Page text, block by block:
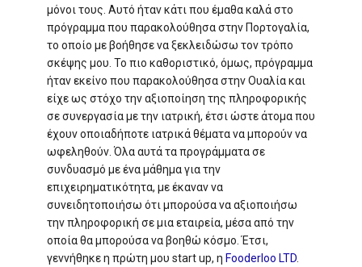
μόνοι τους. Αυτό ήταν κάτι που έμαθα καλά στο
πρόγραμμα που παρακολούθησα στην Πορτογαλία,
το οποίο με βοήθησε να ξεκλειδώσω τον τρόπο
σκέψης μου. Το πιο καθοριστικό, όμως, πρόγραμμα
ήταν εκείνο που παρακολούθησα στην Ουαλία και
είχε ως στόχο την αξιοποίηση της πληροφορικής
σε συνεργασία με την ιατρική, έτσι ώστε άτομα που
έχουν οποιαδήποτε ιατρικά θέματα να μπορούν να
ωφεληθούν. Όλα αυτά τα προγράμματα σε
συνδυασμό με ένα μάθημα για την
επιχειρηματικότητα, με έκαναν να
συνειδητοποιήσω ότι μπορούσα να αξιοποιήσω
την πληροφορική σε μια εταιρεία, μέσα από την
οποία θα μπορούσα να βοηθώ κόσμο. Έτσι,
γεννήθηκε η πρώτη μου start up, η Fooderloo LTD.